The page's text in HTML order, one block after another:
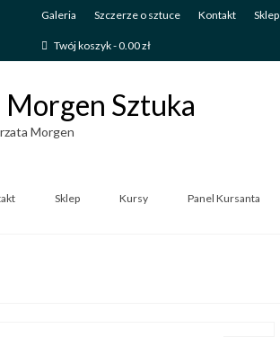
Galeria Szczerze o sztuce Kontakt Sklep
Twój koszyk-0.00zł
Morgen
Sklep Kursy Panel Kursanta